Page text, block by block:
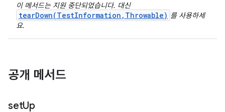
이 메서드는 지원 중단되었습니다. 대신
tearDown(TestInformation,Throwable) 를 사용하세
요.
공개 메서드
setUp